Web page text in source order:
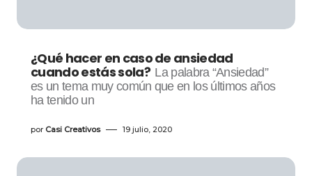
¿Qué hacer en caso de ansiedad
cuando estás sola? La palabra “Ansiedad”
es un tema muy común que en los últimos años
ha tenido un
por Casi Creativos 19 julio, 2020